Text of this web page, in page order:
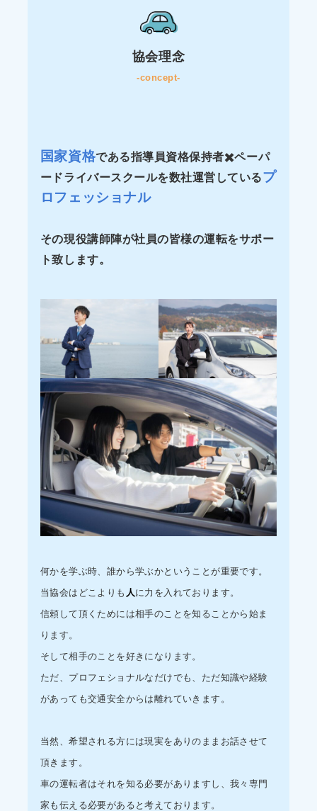
協会理念
-concept-
国家資格である指導員資格保持者✖️ペーパ
ードライバースクールを数社運営しているプ
ロフェッショナル
その現役講師陣が社員の皆様の運転をサポー
ト致します。
何かを学ぶ時、誰から学ぶかということが重要です。
当協会はどこよりも 人 に力を入れております。
信頼して頂くためには相手のことを知ることから始ま
ります。
そして相手のことを好きになります。
ただ、プロフェショナルなだけでも、ただ知識や経験
があっても交通安全からは離れていきます。
当然、希望される方には現実をありのままお話させて
頂きます。
車の運転者はそれを知る必要がありますし、我々専門
家も伝える必要があると考えております。